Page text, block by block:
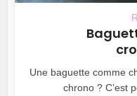
Une baguette comme
chrono ? C’est